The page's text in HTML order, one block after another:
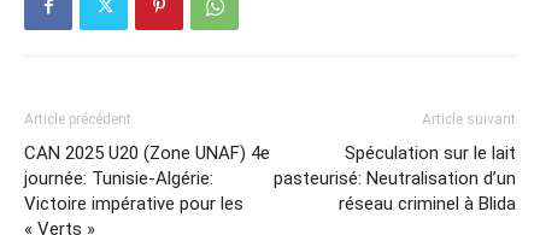
Article précédent
CAN 2025 U20 (Zone UNAF) 4e
journée: Tunisie-Algérie:
Victoire impérative pour les
« Verts »
Article suivant
Spéculation sur le lait
pasteurisé: Neutralisation d’un
réseau criminel à Blida